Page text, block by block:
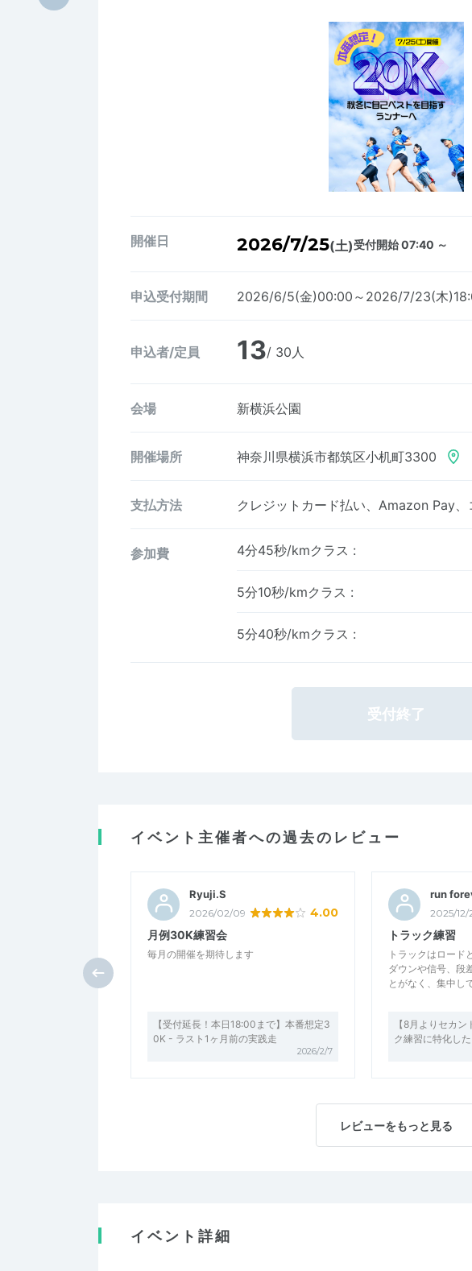
開催日 2026/7/25(土)受付開始 07:40 ～
申込受付期間 2026/6/5(金)00:00～2026/7/23(木
申込者/定員 13/ 30人
会場 新横浜公園
開催場所 神奈川県横浜市都筑区小机町3300
支払方法 クレジットカード払い、Amazon Pay、
参加費 4分45秒/kmクラス :
5分10秒/kmクラス :
5分40秒/kmクラス :
受付終了
イベント主催者への過去のレビュー
Ryuji.S
2026/02/09 4.00
月例30K練習会
毎月の開催を期待します
【受付延長！本日18:00まで】本番想定3
0K - ラスト1ヶ月前の実践走
2026/2/7
run
2025/12/
トラック練習
トラックはロード
ダウンや信号、段
とがなく、集中し
【8月よりセカ
ク練習に特化し
レビューをもっと見る
イベント詳細